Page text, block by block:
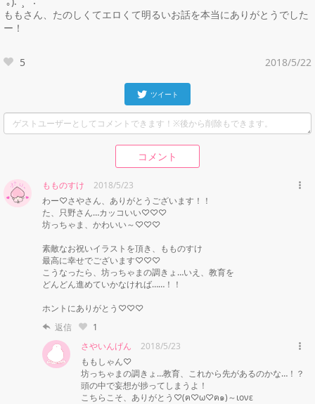
ももさん、たのしくてエロくて明るいお話を本当にありがとうでした
ー！
5 2018/5/22
ツイート
コメント
もものすけ
2018/5/23
わー♡さやさん、ありがとうございます！！
た、只野さん…カッコいい♡♡♡
坊っちゃま、かわいい～♡♡♡
素敵なお祝いイラストを頂き、もものすけ
最高に幸せでございます♡♡♡
こうなったら、坊っちゃまの調きょ…いえ、教育を
どんどん進めていかなければ……！！
ホントにありがとう♡♡♡
返信
1
さやいんげん
2018/5/23
ももしゃん♡
坊っちゃまの調きょ…教育、これから先があるのかな…！？
頭の中で妄想が捗ってしまうよ！
こちらこそ、ありがとう♡(ฅ♡ω♡ฅ๑)～ιονε